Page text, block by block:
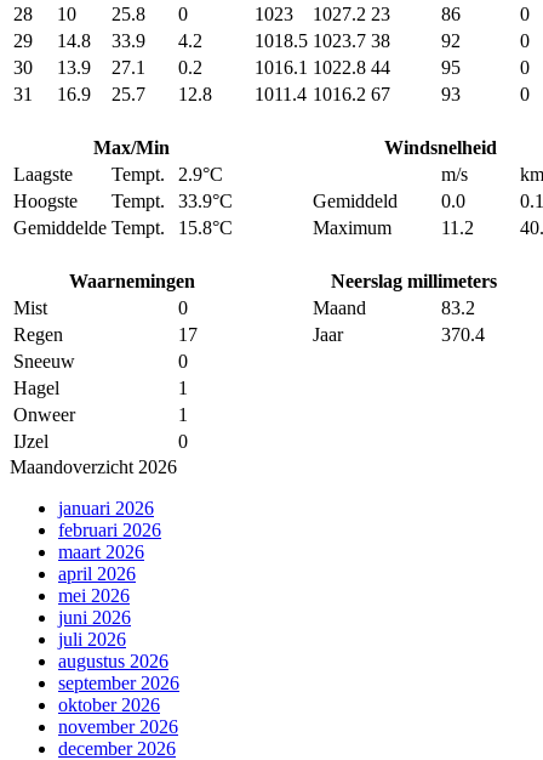
28
10 25.8 0 1023 1027.2 23 86
0
29
14.8 33.9 4.2 1018.5 1023.7 38 92
0
30
13.9 27.1 0.2 1016.1 1022.8 44 95
0
31
16.9 25.7 12.8 1011.4 1016.2 67 93 0
Max/Min
Windsnelheid
Laagste
Tempt. 2.9°C m/s
Hoogste
Tempt. 33.9°C Gemiddeld 0.0
0.1
Gemiddelde Tempt. 15.8°C Maximum 11.2
Waarnemingen
Neerslag millimeters
Mist
0 Maand
83.2
Regen
17 Jaar
370.4
Sneeuw
0
Hagel
1
Onweer
1
IJzel
0
Maandoverzicht 2026
januari 2026
februari 2026
maart 2026
april 2026
mei 2026
juni 2026
juli 2026
augustus 2026
september 2026
oktober 2026
november 2026
december 2026